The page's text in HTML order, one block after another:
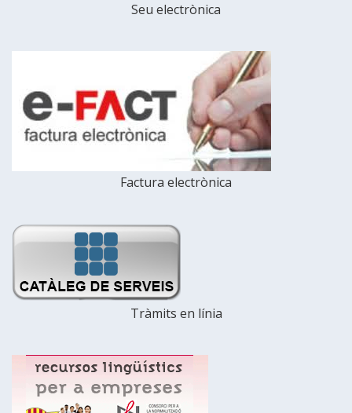
Seu electrònica
Factura electrònica
Tràmits en línia